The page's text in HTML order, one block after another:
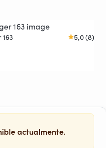
5,0 (8)
actualmente.